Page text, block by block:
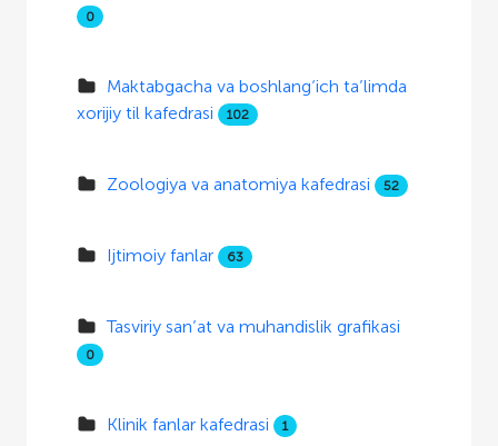
0
Maktabgacha va boshlang‘ich ta’limda
xorijiy til kafedrasi
102
Zoologiya va anatomiya kafedrasi 52
Ijtimoiy fanlar 63
Tasviriy san’at va muhandislik grafikasi
0
Klinik fanlar kafedrasi 1